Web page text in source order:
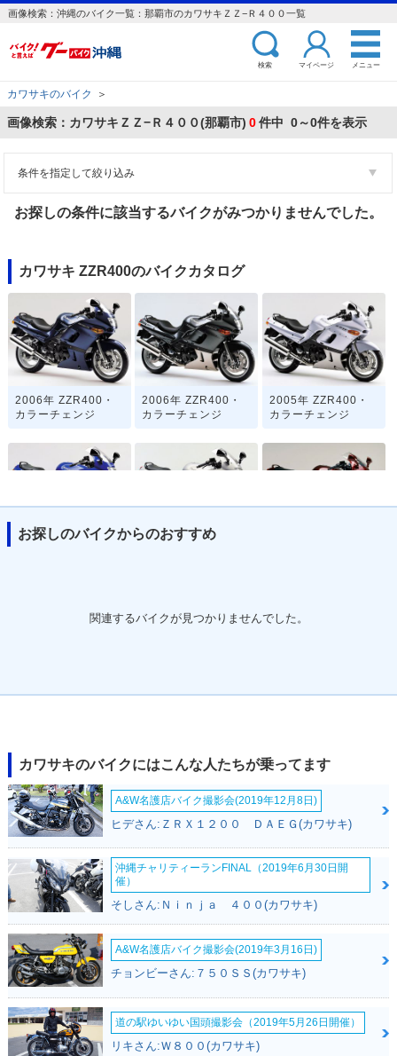
画像検索：沖縄のバイク一覧：那覇市のカワサキＺＺ−Ｒ４００一覧
検索 マイページ メニュー
カワサキのバイク ＞
画像検索：カワサキＺＺ−Ｒ４００(那覇市) 0件中 0～0件を表示
条件を指定して絞り込み
お探しの条件に該当するバイクがみつかりませんでした。
カワサキ ZZR400のバイクカタログ
2006年 ZZR400・
カラーチェンジ
2006年 ZZR400・
カラーチェンジ
2005年 ZZR400・
カラーチェンジ
1999年 ZZR400 1998年 ZZR400
1997年 ZZR400・
1996年 ZZR400 1995年 ZZR400 1994年 ZZR400
1993年 ZZR400・
フルモデルチェンジ
1992年 ZZR400 1991年 ZZR400
お探しのバイクからのおすすめ
関連するバイクが見つかりませんでした。
カワサキのバイクにはこんな人たちが乗ってます
A&W名護店バイク撮影会(2019年12月8日)
ヒデさん:ＺＲＸ１２００ ＤＡＥＧ(カワサキ)
沖縄チャリティーランFINAL（2019年6月30日開
催）
そしさん:Ｎｉｎｊａ ４００(カワサキ)
A&W名護店バイク撮影会(2019年3月16日)
チョンビーさん:７５０ＳＳ(カワサキ)
道の駅ゆいゆい国頭撮影会（2019年5月26日開催）
リキさん:Ｗ８００(カワサキ)